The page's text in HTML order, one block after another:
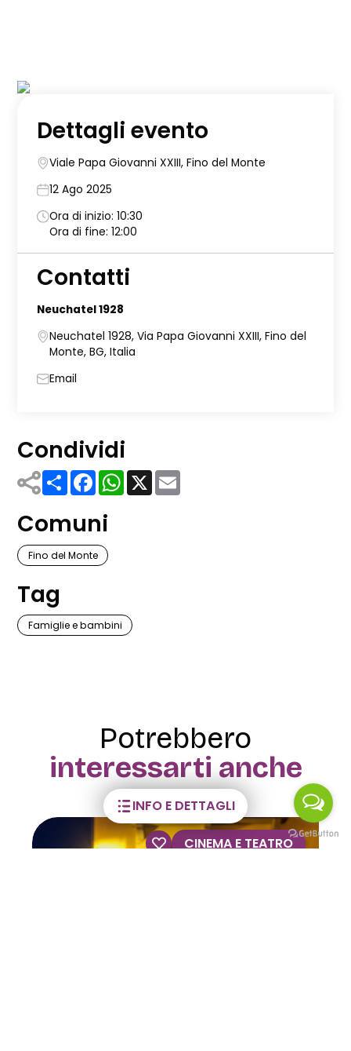
INFO E DETTAGLI
Dettagli evento
Viale Papa Giovanni XXIII, Fino del Monte
12 Ago 2025
Ora di inizio: 10:30
Ora di fine: 12:00
Contatti
Neuchatel 1928
Neuchatel 1928, Via Papa Giovanni XXIII, Fino del
Monte, BG, Italia
Email
Condividi
ShareFacebook
WhatsApp
X
Comuni
Fino del Monte
Tag
Famiglie e bambini
Potrebbero
interessarti anche
VISITE GUIDATE